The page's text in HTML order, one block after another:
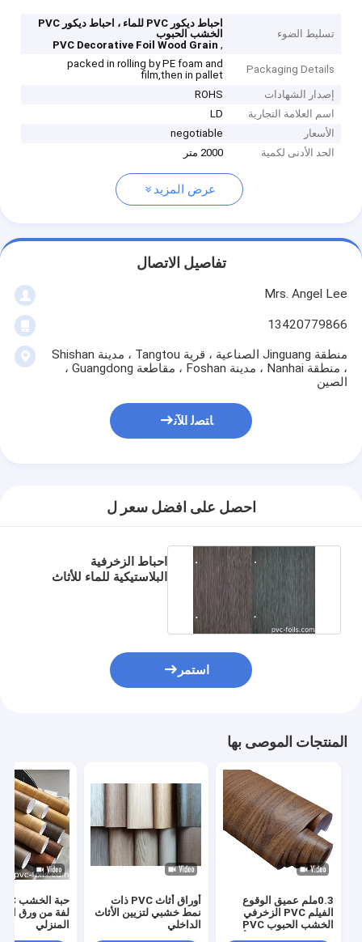
تسليط الضوء
احباط ديكور PVC للماء ، احباط ديكور PVC
الخشب الحبوب
,
PVC Decorative Foil Wood Grain
Packaging Details
packed in rolling by PE foam and
film,then in pallet
إصدار الشهادات
ROHS
اسم العلامة التجارية
LD
الأسعار
negotiable
الحد الأدنى لكمية
2000 متر
عرض المزيد
تفاصيل الاتصال
Mrs. Angel Lee
13420779866
منطقة Jinguang الصناعية ، قرية Tangtou ، مدينة Shishan
، منطقة Nanhai ، مدينة Foshan ، مقاطعة Guangdong ،
الصين
ﺎﺘﺼﻟ ﺍﻶﻧ
احصل على افضل سعر ل
احباط الزخرفية
البلاستيكية للماء للأثاث
استمر
المنتجات الموصى بها
0.3ملم عميق الوقوع
الفيلم PVC الزخرفي
الخشب الحبوب PVC
أوراق أثاث PVC ذات
نمط خشبي لتزيين الأثاث
الداخلي
لفة من ورق
المنزلي